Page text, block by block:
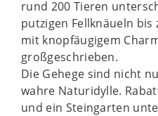
rund 200 Tieren
putzigen Fellknäueln bis
mit knopfäugigem
großgeschrieben.
Die Gehege sind nicht
wahre Naturidylle.
und ein Steingarten